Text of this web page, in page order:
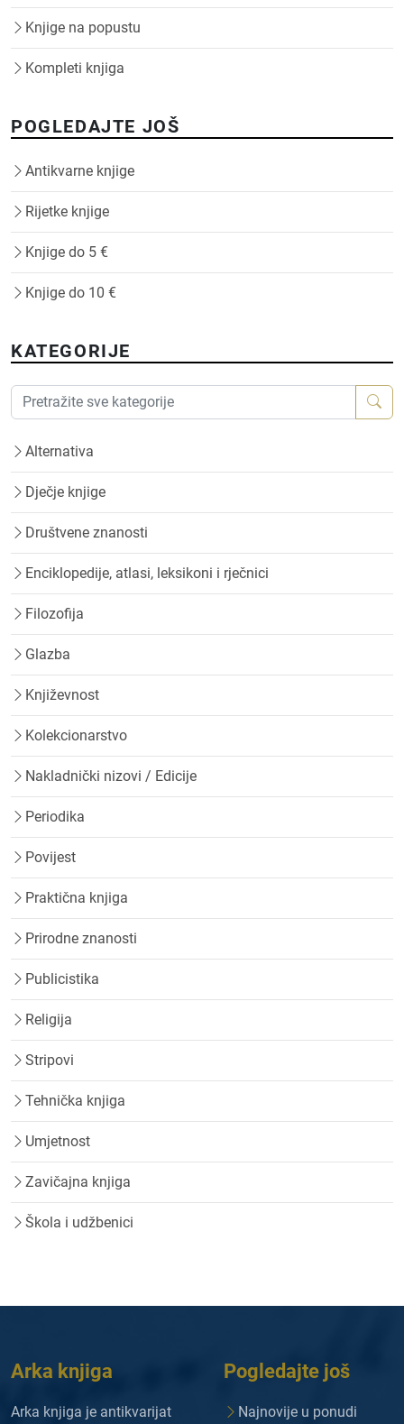
Knjige na popustu
Kompleti knjiga
POGLEDAJTE JOŠ
Antikvarne knjige
Rijetke knjige
Knjige do 5 €
Knjige do 10 €
KATEGORIJE
Alternativa
Dječje knjige
Društvene znanosti
Enciklopedije, atlasi, leksikoni i rječnici
Filozofija
Glazba
Književnost
Kolekcionarstvo
Nakladnički nizovi / Edicije
Periodika
Povijest
Praktična knjiga
Prirodne znanosti
Publicistika
Religija
Stripovi
Tehnička knjiga
Umjetnost
Zavičajna knjiga
Škola i udžbenici
Arka knjiga
Arka knjiga je antikvarijat
Pogledajte još
Najnovije u ponudi